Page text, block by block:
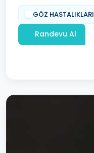
GÖZ HASTALIKLARI
Randevu Al